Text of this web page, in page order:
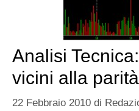
Analisi
vicini alla parità
22 Febbraio 2010 di